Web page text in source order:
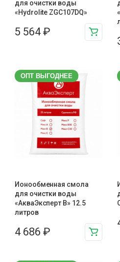
для очистки воды
«Hydrolite ZGC107DQ»
5 564 ₽
ОПТ ВЫГОДНЕЕ
Ионообменная смола
для очистки воды
«АкваЭксперт В» 12.5
литров
4 686 ₽